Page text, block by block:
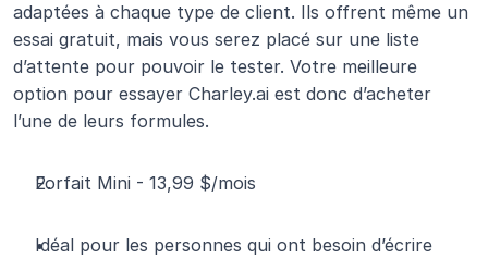
adaptées à chaque type de client. Ils offrent même un
essai gratuit, mais vous serez placé sur une liste
d’attente pour pouvoir le tester. Votre meilleure
option pour essayer Charley.ai est donc d’acheter
l’une de leurs formules.
Forfait Mini - 13,99 $/mois
Idéal pour les personnes qui ont besoin d’écrire